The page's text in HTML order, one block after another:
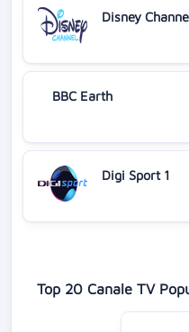
Disney
BBC Earth
Digi Sport 1
Top 20 Canale TV